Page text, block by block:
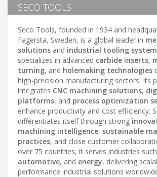
SECO TOOLS
Seco Tools, founded in 1934 and
Fagersta, Sweden, is a global leader in
solutions and industrial tooling
specializes in advanced carbide inserts,
turning, and holemaking technologies
high-precision manufacturing sectors. Its
integrates CNC machining solutions,
platforms, and process optimization
enhance productivity and cost efficiency.
differentiates itself through strong
machining intelligence, sustainable
practices, and close customer
over 75 countries, it serves industries
automotive, and energy, delivering
performance industrial solutions